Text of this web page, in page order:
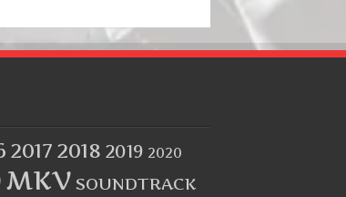
2017 2018 2019 2020
MKV SOUNDTRACK